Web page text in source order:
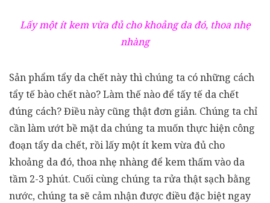
Lấy một ít kem vừa đủ cho khoảng da đó, thoa nhẹ
nhàng
Sản phẩm tẩy da chết này thì chúng ta có những cách
tẩy tế bào chết nào? Làm thế nào để tấy tế da chết
đúng cách? Điều này cũng thật đơn giản. Chúng ta chỉ
cần làm ướt bề mặt da chúng ta muốn thực hiện công
đoạn tẩy da chết, rồi lấy một ít kem vừa đủ cho
khoảng da đó, thoa nhẹ nhàng để kem thấm vào da
tầm 2-3 phút. Cuối cùng chúng ta rửa thật sạch bằng
nước, chúng ta sẽ cảm nhận được điều đặc biệt ngay